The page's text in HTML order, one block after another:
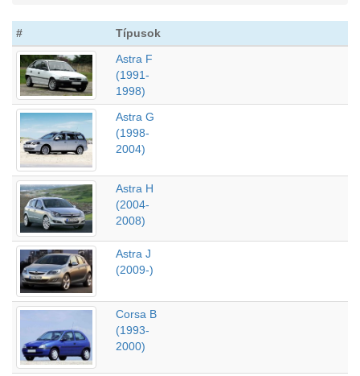
#
Típusok
Astra F
(1991-
1998)
Astra G
(1998-
2004)
Astra H
(2004-
2008)
Astra J
(2009-)
Corsa B
(1993-
2000)